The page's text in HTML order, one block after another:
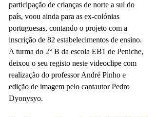
participação de crianças de norte a sul do
país, voou ainda para as ex-colónias
portuguesas, contando o projeto com a
inscrição de 82 estabelecimentos de ensino.
A turma do 2° B da escola EB1 de Peniche,
deixou o seu registo neste videoclipe com
realização do professor André Pinho e
edição de imagem pelo cantautor Pedro
Dyonysyo.